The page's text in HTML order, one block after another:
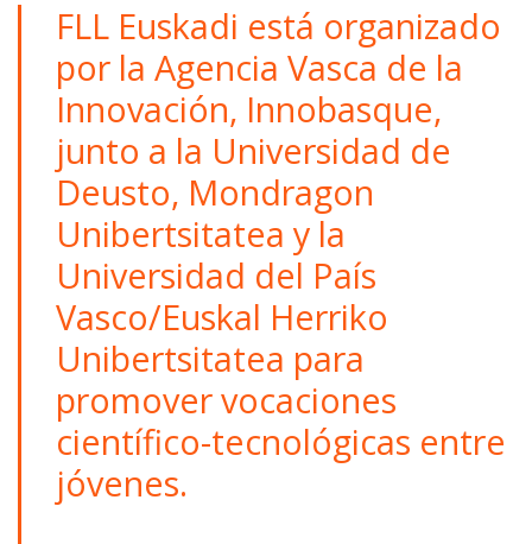
FLL Euskadi está organizado
por la Agencia Vasca de la
Innovación, Innobasque,
junto a la Universidad de
Deusto, Mondragon
Unibertsitatea y la
Universidad del País
Vasco/Euskal Herriko
Unibertsitatea para
promover vocaciones
científico-tecnológicas entre
jóvenes.